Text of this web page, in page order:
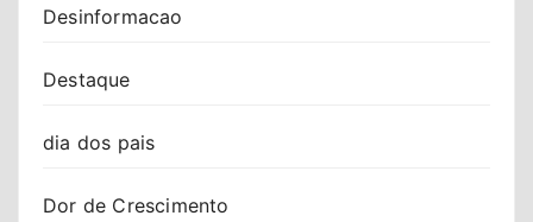
Desinformacao
Destaque
dia dos pais
Dor de Crescimento